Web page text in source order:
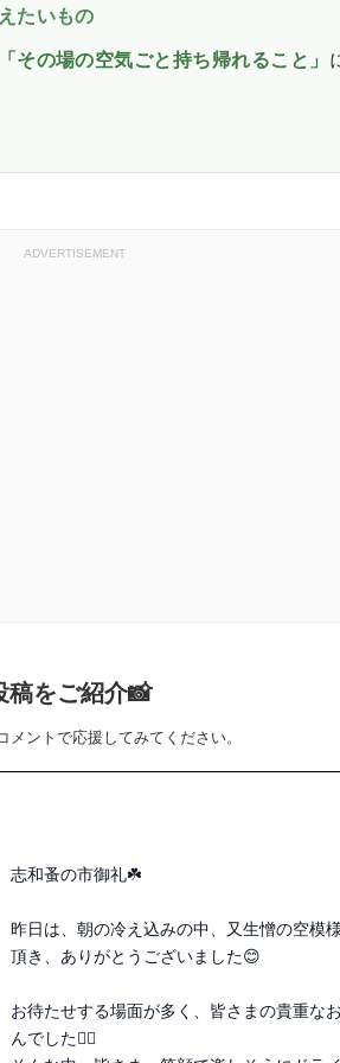
たいもの
「その場の空気ごと持ち帰れること」
ADVERTISEMENT
稿をご紹介📸
ントで応援してみてください。
志和蚤の市御礼☘️
昨日は、朝の冷え込みの中、又生憎の空模
頂き、ありがとうございました😊
お待たせする場面が多く、皆さまの貴重な
んでした🙇‍♀️